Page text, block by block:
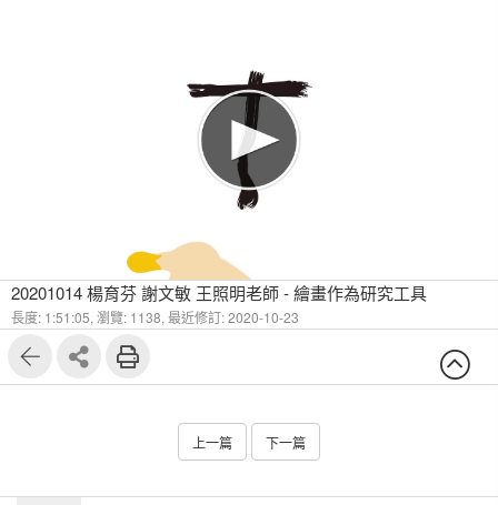
20201014 楊育芬 謝文敏 王照明老師 - 繪畫作為研究工具
長度: 1:51:05, 瀏覽: 1138, 最近修訂: 2020-10-23
上一篇 下一篇